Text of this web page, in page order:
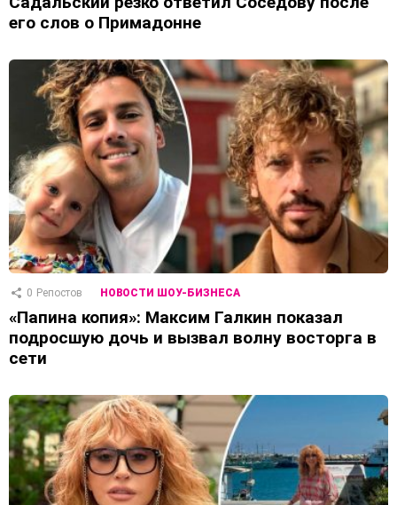
его слов о Примадонне
0 Репостов НОВОСТИ ШОУ-БИЗНЕСА
«Папина копия»: Максим Галкин показал
подросшую дочь и вызвал волну восторга в
сети